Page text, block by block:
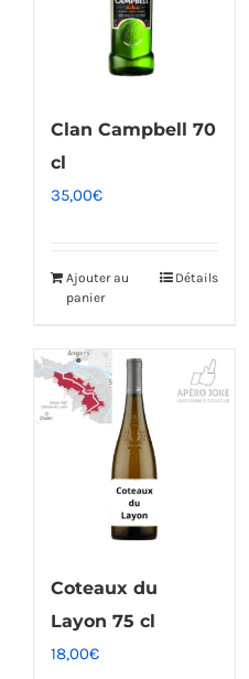
Clan Campbell 70
cl
35,00€
Ajouter au
panier
Détails
Coteaux du
Layon 75 cl
18,00€